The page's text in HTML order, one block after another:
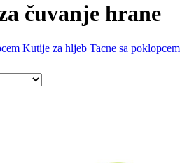
čuvanje hrane
Kutije za hljeb Tacne sa